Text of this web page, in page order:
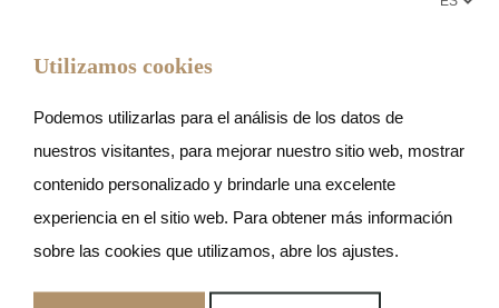
mínimas)
llegada
Utilizamos cookies
Podemos utilizarlas para el análisis de los datos de
nuestros visitantes, para mejorar nuestro sitio web, mostrar
contenido personalizado y brindarle una excelente
experiencia en el sitio web. Para obtener más información
sobre las cookies que utilizamos, abre los ajustes.